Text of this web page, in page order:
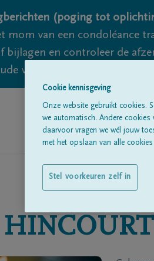
(poging tot
mom van een condoléance
bijlagen en controleer de
vallen echter nooit
HINCOURT
Cookie kennisgeving
Onze website gebruikt cookies.
we automatisch. Andere
daarvoor vragen we wél jouw
met het opslaan van alle
Stel voorkeuren zelf in